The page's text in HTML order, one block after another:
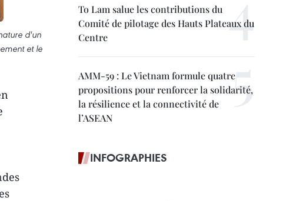
d'un
et le
To Lam salue les contributions du
Comité de pilotage des Hauts Plateaux du
Centre
AMM-59 : Le Vietnam formule quatre
propositions pour renforcer la solidarité,
la résilience et la connectivité de
l’ASEAN
INFOGRAPHIES